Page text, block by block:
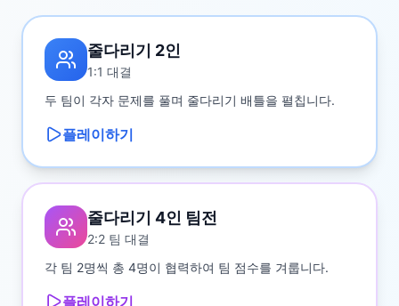
줄다리기 2인
1:1 대결
두 팀이 각자 문제를 풀며 줄다리기 배틀을 펼칩니다.
플레이하기
줄다리기 4인 팀전
2:2 팀 대결
각 팀 2명씩 총 4명이 협력하여 팀 점수를 겨룹니다.
플레이하기